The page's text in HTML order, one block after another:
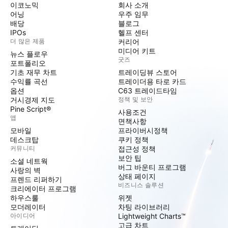
이코노믹
어닝
배당
IPOs
더 많은 제품
뉴스 플로우
포트폴리오
기초 재무 차트
수익률 곡선
옵션
거시경제 지도
Pine Script®
앱
모바일
데스크탑
커뮤니티
소셜 네트웍
사랑의 벽
프렌드 리퍼하기
크리에이터 프로그램
하우스룰
모더레이터
아이디어
회사 소개
우주 임무
블로그
헬프 센터
커리어
미디어 키트
굿즈
트레이딩뷰 스토어
트레이더용 타로 카드
C63 트레이드타임
정책 및 보안
사용조건
면책사항
프라이버시정책
쿠키 정책
접근성 정책
보안 팁
버그 바운티 프로그램
상태 페이지
비즈니스 솔루션
위젯
차팅 라이브러리
Lightweight Charts™
고급 차트